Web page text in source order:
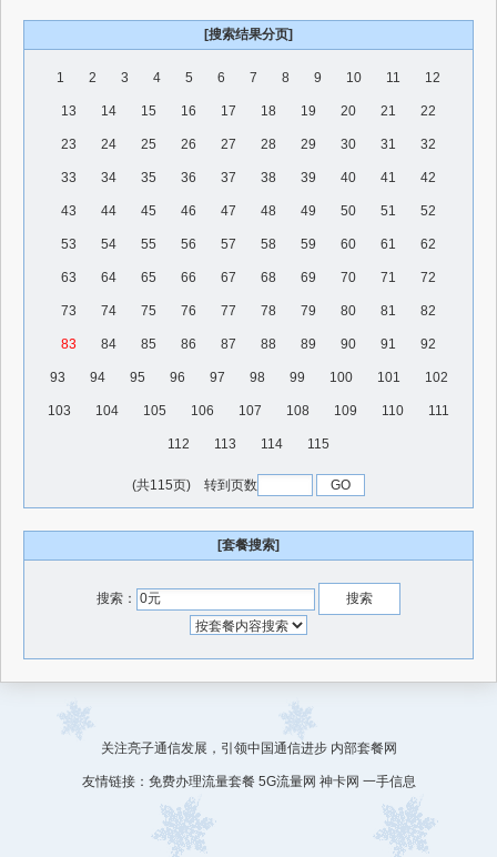
[搜索结果分页]
1 2 3 4 5 6 7 8 9 10 11 12
13 14 15 16 17 18 19 20 21 22
23 24 25 26 27 28 29 30 31 32
33 34 35 36 37 38 39 40 41 42
43 44 45 46 47 48 49 50 51 52
53 54 55 56 57 58 59 60 61 62
63 64 65 66 67 68 69 70 71 72
73 74 75 76 77 78 79 80 81 82
83 84 85 86 87 88 89 90 91 92
93 94 95 96 97 98 99 100 101 102
103 104 105 106 107 108 109 110 111
112 113 114 115
(共115页) 转到页数
[套餐搜索]
搜索：
关注亮子通信发展，引领中国通信进步 内部套餐网
友情链接： 免费办理流量套餐 5G流量网 神卡网 一手信息